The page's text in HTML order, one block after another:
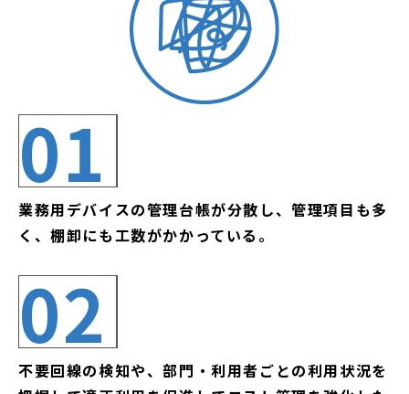
01
業務用デバイスの管理台帳が分散し、管理項目も多
く、棚卸にも工数がかかっている。
02
不要回線の検知や、部門・利用者ごとの利用状況を